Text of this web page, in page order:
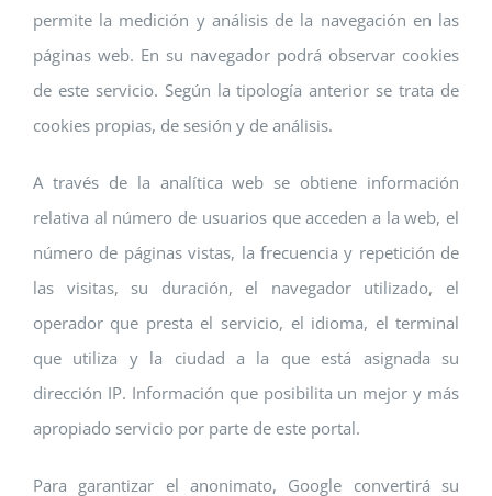
permite la medición y análisis de la navegación en las
páginas web. En su navegador podrá observar cookies
de este servicio. Según la tipología anterior se trata de
cookies propias, de sesión y de análisis.
A través de la analítica web se obtiene información
relativa al número de usuarios que acceden a la web, el
número de páginas vistas, la frecuencia y repetición de
las visitas, su duración, el navegador utilizado, el
operador que presta el servicio, el idioma, el terminal
que utiliza y la ciudad a la que está asignada su
dirección IP. Información que posibilita un mejor y más
apropiado servicio por parte de este portal.
Para garantizar el anonimato, Google convertirá su